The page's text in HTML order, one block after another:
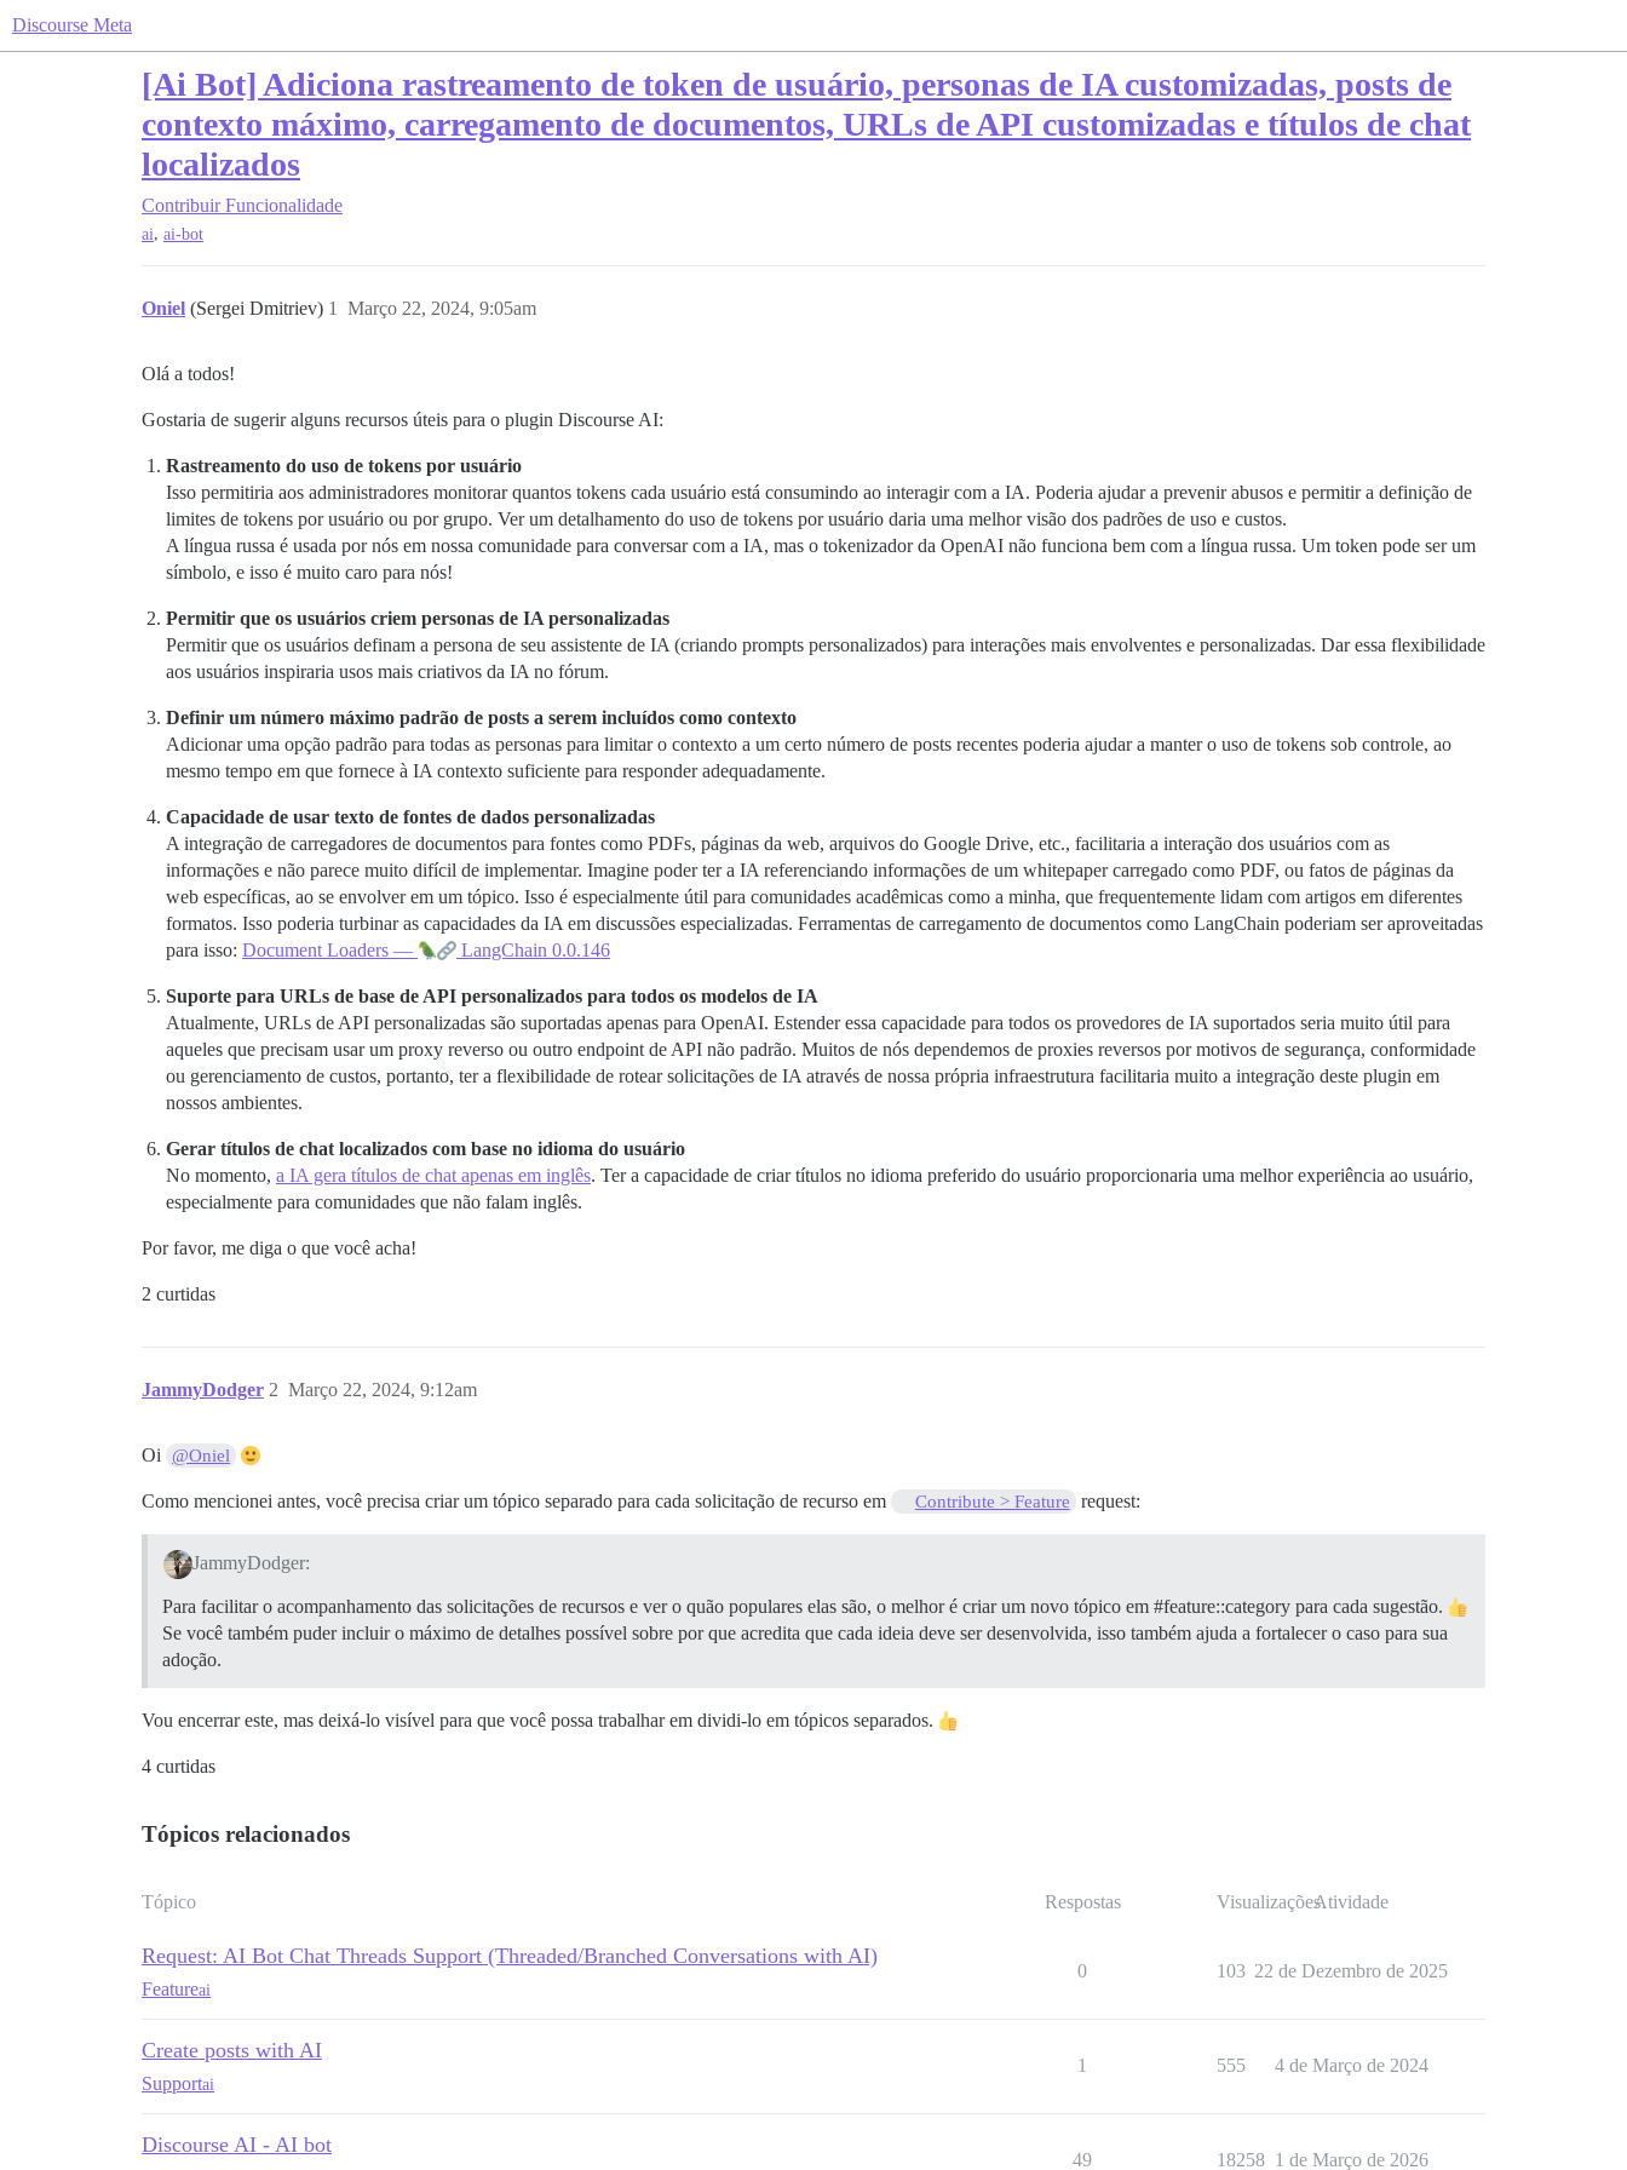
Discourse Meta
[Ai Bot] Adiciona rastreamento de token de usuário, personas de IA customizadas, posts de
contexto máximo, carregamento de documentos, URLs de API customizadas e títulos de chat
localizados
Contribuir Funcionalidade
ai, ai-bot
Oniel (Sergei Dmitriev) Março 22, 2024, 9:05am
1
Olá a todos!
Gostaria de sugerir alguns recursos úteis para o plugin Discourse AI:
Rastreamento do uso de tokens por usuário
Isso permitiria aos administradores monitorar quantos tokens cada usuário está consumindo ao interagir com a IA. Poderia ajudar a prevenir abusos e permitir a definição de
limites de tokens por usuário ou por grupo. Ver um detalhamento do uso de tokens por usuário daria uma melhor visão dos padrões de uso e custos.
A língua russa é usada por nós em nossa comunidade para conversar com a IA, mas o tokenizador da OpenAI não funciona bem com a língua russa. Um token pode ser um
símbolo, e isso é muito caro para nós!
Permitir que os usuários criem personas de IA personalizadas
Permitir que os usuários definam a persona de seu assistente de IA (criando prompts personalizados) para interações mais envolventes e personalizadas. Dar essa flexibilidade
aos usuários inspiraria usos mais criativos da IA no fórum.
Definir um número máximo padrão de posts a serem incluídos como contexto
Adicionar uma opção padrão para todas as personas para limitar o contexto a um certo número de posts recentes poderia ajudar a manter o uso de tokens sob controle, ao
mesmo tempo em que fornece à IA contexto suficiente para responder adequadamente.
Capacidade de usar texto de fontes de dados personalizadas
A integração de carregadores de documentos para fontes como PDFs, páginas da web, arquivos do Google Drive, etc., facilitaria a interação dos usuários com as
informações e não parece muito difícil de implementar. Imagine poder ter a IA referenciando informações de um whitepaper carregado como PDF, ou fatos de páginas da
web específicas, ao se envolver em um tópico. Isso é especialmente útil para comunidades acadêmicas como a minha, que frequentemente lidam com artigos em diferentes
formatos. Isso poderia turbinar as capacidades da IA em discussões especializadas. Ferramentas de carregamento de documentos como LangChain poderiam ser aproveitadas
para isso: Document Loaders — LangChain 0.0.146
Suporte para URLs de base de API personalizados para todos os modelos de IA
Atualmente, URLs de API personalizadas são suportadas apenas para OpenAI. Estender essa capacidade para todos os provedores de IA suportados seria muito útil para
aqueles que precisam usar um proxy reverso ou outro endpoint de API não padrão. Muitos de nós dependemos de proxies reversos por motivos de segurança, conformidade
ou gerenciamento de custos, portanto, ter a flexibilidade de rotear solicitações de IA através de nossa própria infraestrutura facilitaria muito a integração deste plugin em
nossos ambientes.
Gerar títulos de chat localizados com base no idioma do usuário
No momento, a IA gera títulos de chat apenas em inglês. Ter a capacidade de criar títulos no idioma preferido do usuário proporcionaria uma melhor experiência ao usuário,
especialmente para comunidades que não falam inglês.
Por favor, me diga o que você acha!
2 curtidas
JammyDodger Março 22, 2024, 9:12am
2
Oi @Oniel
Como mencionei antes, você precisa criar um tópico separado para cada solicitação de recurso em Contribute > Feature request:
JammyDodger:
Para facilitar o acompanhamento das solicitações de recursos e ver o quão populares elas são, o melhor é criar um novo tópico em #feature::category para cada sugestão.
Se você também puder incluir o máximo de detalhes possível sobre por que acredita que cada ideia deve ser desenvolvida, isso também ajuda a fortalecer o caso para sua
adoção.
Vou encerrar este, mas deixá-lo visível para que você possa trabalhar em dividi-lo em tópicos separados.
4 curtidas
Tópicos relacionados
Tópico Respostas VisualizaçõesAtividade
Request: AI Bot Chat Threads Support (Threaded/Branched Conversations with AI)
Featureai
0 103 22 de Dezembro de 2025
Create posts with AI
Supportai
1 555 4 de Março de 2024
Discourse AI - AI bot
49 18258 1 de Março de 2026